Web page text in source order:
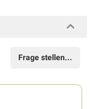
Frage stellen...